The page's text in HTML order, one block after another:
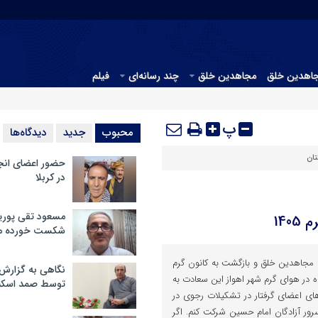
خلق مجاهدین خلق چند رسانه‌ای فیلم
پ
مجاهدین خلق و بازگشت به کانون گرم
28 خرداد ماه در هوای گرم شهر اهواز این سعادت به
اعضای گرفتار در تشکیلات رجوی در
آزادگان امام حسین شرکت کنم. اگر
محبوب جدید دیدگاه‌ها
حضور اعضای
در کربلا
مسعود تقی
شکست خورده
نگاهی به
توسط صمد